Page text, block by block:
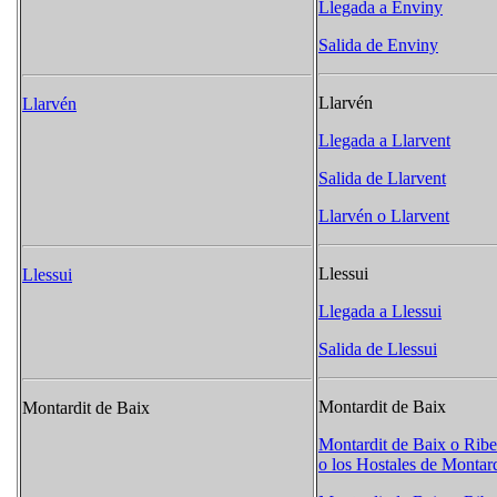
Llarvén
Llessui
Montardit de Baix
Llegada a Enviny
Salida de Enviny
Llarvén
Llegada a Llarvent
Salida de Llarvent
Llarvén o Llarvent
Llessui
Llegada a Llessui
Salida de Llessui
Montardit de Baix
Montardit de Baix o
o los Hostales de